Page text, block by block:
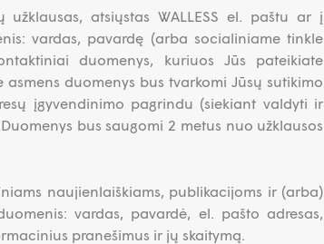
atsiųstas WALLESS el. paštu ar į
vardas, pavardę (arba socialiniame tinkle
duomenys, kuriuos Jūs pateikiate
duomenys bus tvarkomi Jūsų sutikimo
įgyvendinimo pagrindu (siekiant valdyti ir
bus saugomi 2 metus nuo užklausos
naujienlaiškiams, publikacijoms ir (arba)
vardas, pavardė, el. pašto adresas,
pranešimus ir jų skaitymą.